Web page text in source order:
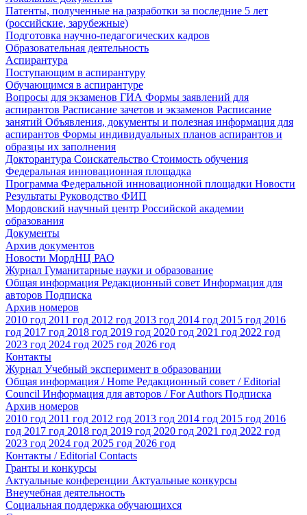
Патенты, полученные на разработки за последние 5 лет
(российские, зарубежные)
Подготовка научно-педагогических кадров
Образовательная деятельность
Аспирантура
Поступающим в аспирантуру
Обучающимся в аспирантуре
Вопросы для экзаменов ГИА Формы заявлений для
аспирантов Расписание зачетов и экзаменов Расписание
занятий Объявления, документы и полезная информация для
аспирантов Формы индивидуальных планов аспирантов и
образцы их заполнения
Докторантура Соискательство Стоимость обучения
Федеральная инновационная площадка
Программа Федеральной инновационной площадки Новости
Результаты Руководство ФИП
Мордовский научный центр Российской академии
образования
Документы
Архив документов
Новости МордНЦ РАО
Журнал Гуманитарные науки и образование
Общая информация Редакционный совет Информация для
авторов Подписка
Архив номеров
2010 год 2011 год 2012 год 2013 год 2014 год 2015 год 2016
год 2017 год 2018 год 2019 год 2020 год 2021 год 2022 год
2023 год 2024 год 2025 год 2026 год
Контакты
Журнал Учебный эксперимент в образовании
Общая информация / Home Редакционный совет / Editorial
Council Информация для авторов / For Authors Подписка
Архив номеров
2010 год 2011 год 2012 год 2013 год 2014 год 2015 год 2016
год 2017 год 2018 год 2019 год 2020 год 2021 год 2022 год
2023 год 2024 год 2025 год 2026 год
Контакты / Editorial Contacts
Гранты и конкурсы
Актуальные конференции Актуальные конкурсы
Внеучебная деятельность
Социальная поддержка обучающихся